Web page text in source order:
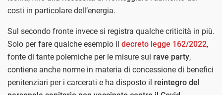
costi in particolare dell’energia.
Sul secondo fronte invece si registra qualche criticità in più.
Solo per fare qualche esempio il decreto legge 162/2022,
fonte di tante polemiche per le misure sui rave party,
contiene anche norme in materia di concessione di benefici
penitenziari per i carcerati e ha disposto il reintegro del